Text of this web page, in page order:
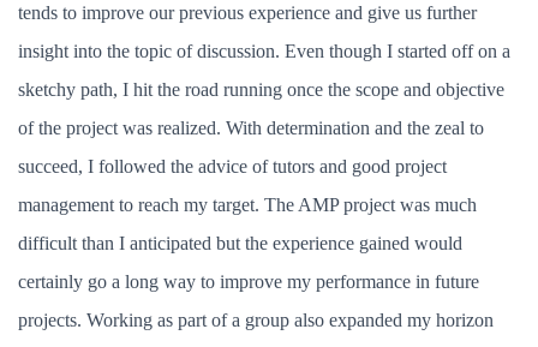
tends to improve our previous experience and give us further
insight into the topic of discussion. Even though I started off on a
sketchy path, I hit the road running once the scope and objective
of the project was realized. With determination and the zeal to
succeed, I followed the advice of tutors and good project
management to reach my target. The AMP project was much
difficult than I anticipated but the experience gained would
certainly go a long way to improve my performance in future
projects. Working as part of a group also expanded my horizon